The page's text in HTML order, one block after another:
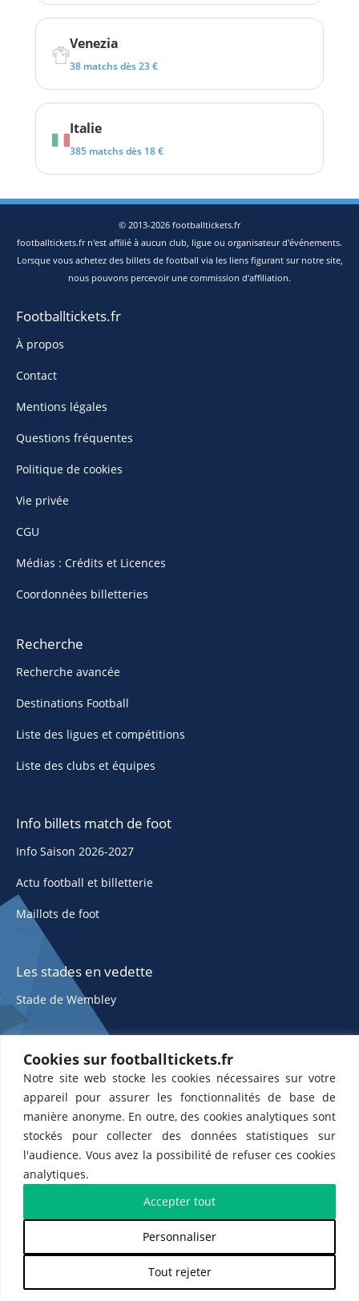
Cookies sur footballtickets.fr
Notre site web stocke les cookies nécessaires sur votre
appareil pour assurer les fonctionnalités de base de
manière anonyme. En outre, des cookies analytiques sont
stockés pour collecter des données statistiques sur
l'audience. Vous avez la possibilité de refuser ces cookies
analytiques.
Personnaliser
Tout rejeter
Accepter tout
Venezia
38 matchs dès 23 €
Italie
385 matchs dès 18 €
© 2013-2026 footballtickets.fr
footballtickets.fr n'est affilié à aucun club, ligue ou organisateur d'événements.
Lorsque vous achetez des billets de football via les liens figurant sur notre site,
nous pouvons percevoir une commission d'affiliation.
Footballtickets.fr
À propos
Contact
Mentions légales
Questions fréquentes
Politique de cookies
Vie privée
CGU
Médias : Crédits et Licences
Coordonnées billetteries
Recherche
Recherche avancée
Destinations Football
Liste des ligues et compétitions
Liste des clubs et équipes
Info billets match de foot
Info Saison 2026-2027
Actu football et billetterie
Maillots de foot
Les stades en vedette
Stade de Wembley
ETTS 365 SL, Rambla de Catalunya 38, 8, 1, 08007 Barcelone, Espagne |
Partenaires de l'US Changé 53 💙et de l'US Bretons de Paris 🤍
𝕏